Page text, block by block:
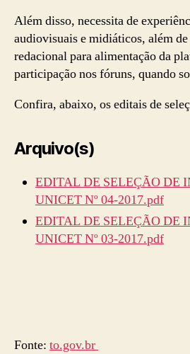
Além disso, necessita de
audiovisuais e midiáticos, além
redacional para alimentação da
participação nos fóruns, quando
Confira, abaixo, os editais de
Arquivo(s)
EDITAL DE SELEÇÃO DE
UNICET Nº 04-2017.pdf
EDITAL DE SELEÇÃO DE
UNICET Nº 03-2017.pdf
Fonte: to.gov.br